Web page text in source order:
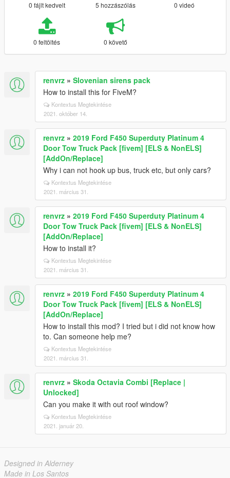
0 fájlt kedvelt 5 hozzászólás 0 videó
0 feltöltés 0 követő
renvrz » Slovenian sirens pack
How to install this for FiveM?
Kontextus Megtekintése
2021. október 14.
renvrz » 2019 Ford F450 Superduty Platinum 4
Door Tow Truck Pack [fivem] [ELS & NonELS]
[AddOn/Replace]
Why i can not hook up bus, truck etc, but only cars?
Kontextus Megtekintése
2021. március 31.
renvrz » 2019 Ford F450 Superduty Platinum 4
Door Tow Truck Pack [fivem] [ELS & NonELS]
[AddOn/Replace]
How to install it?
Kontextus Megtekintése
2021. március 31.
renvrz » 2019 Ford F450 Superduty Platinum 4
Door Tow Truck Pack [fivem] [ELS & NonELS]
[AddOn/Replace]
How to install this mod? I tried but i did not know how
to. Can someone help me?
Kontextus Megtekintése
2021. március 31.
renvrz » Skoda Octavia Combi [Replace |
Unlocked]
Can you make it with out roof window?
Kontextus Megtekintése
2021. január 20.
Designed in Alderney
Made in Los Santos